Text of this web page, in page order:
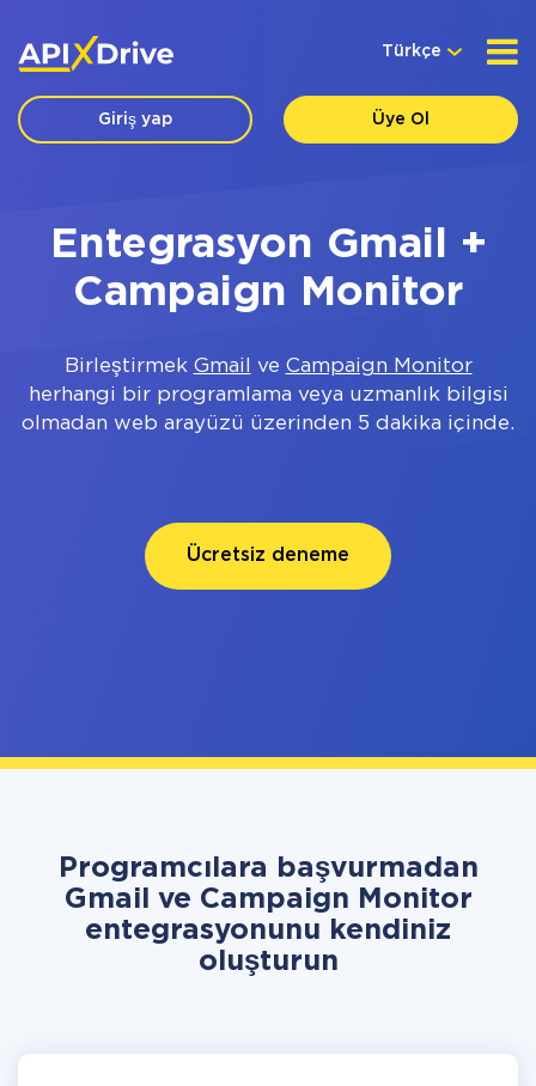
Türkçe
Giriş yap Üye Ol
Entegrasyon Gmail +
Campaign Monitor
Birleştirmek Gmail ve Campaign Monitor
herhangi bir programlama veya uzmanlık bilgisi
olmadan web arayüzü üzerinden 5 dakika içinde.
Ücretsiz deneme
Programcılara başvurmadan
Gmail ve Campaign Monitor
entegrasyonunu kendiniz
oluşturun